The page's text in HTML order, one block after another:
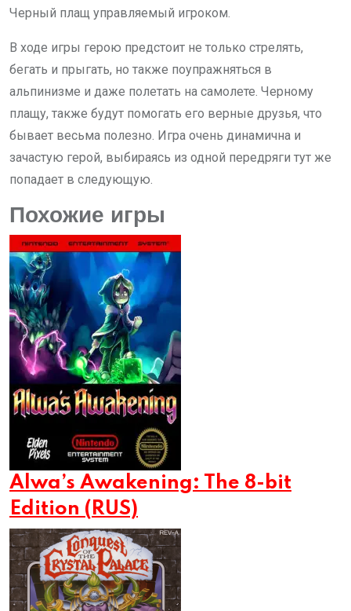
Черный плащ управляемый игроком.
В ходе игры герою предстоит не только стрелять,
бегать и прыгать, но также поупражняться в
альпинизме и даже полетать на самолете. Черному
плащу, также будут помогать его верные друзья, что
бывает весьма полезно. Игра очень динамична и
зачастую герой, выбираясь из одной передряги тут же
попадает в следующую.
Похожие игры
Alwa’s Awakening: The 8-bit
Edition (RUS)